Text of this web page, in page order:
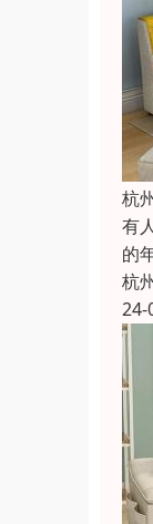
杭
有
的
杭
24-